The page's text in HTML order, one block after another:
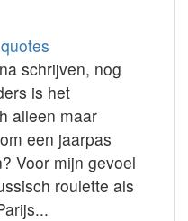
schrijven, nog
is het
alleen maar
een jaarpas
Voor mijn gevoel
roulette als